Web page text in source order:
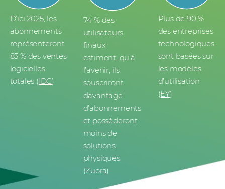
D’ici 2025, les
abonnements
représenteront
83 % des ventes
logicielles
totales ( IDC)
74 % des
utilisateurs
finaux
estiment, qu’à
l’avenir, ils
souscriront
davantage
d’abonnements
et posséderont
moins de
solutions
physiques
(Zuora)
Plus de 90 %
des entreprises
technologiques
sont basées sur
les modèles
d’utilisation
(EY)